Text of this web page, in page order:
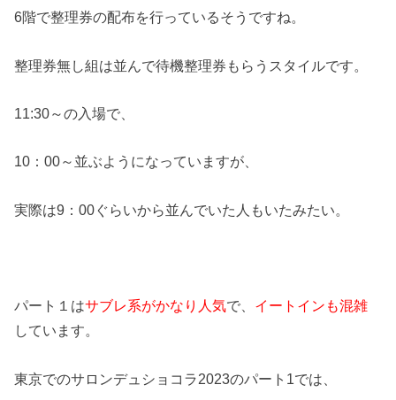
6階で整理券の配布を行っているそうですね。
整理券無し組は並んで待機整理券もらうスタイルです。
11:30～の入場で、
10：00～並ぶようになっていますが、
実際は9：00ぐらいから並んでいた人もいたみたい。
パート１はサブレ系がかなり人気で、 イートインも混雑
しています。
東京でのサロンデュショコラ2023のパート1では、